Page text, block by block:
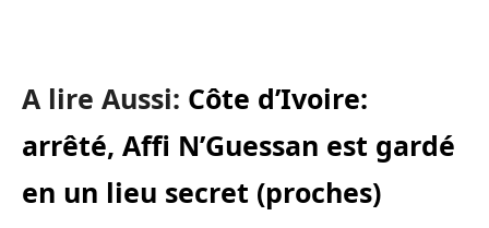
A lire Aussi: Côte d’Ivoire:
arrêté, Affi N’Guessan est gardé
en un lieu secret (proches)